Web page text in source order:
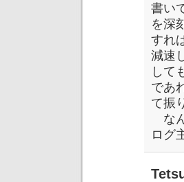
書い
を深
すれ
減速
して
であ
て振
な
ログ